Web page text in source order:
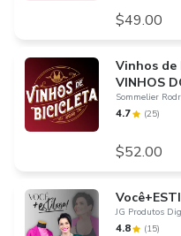
$49.00
Vinhos de
VINHOS
Sommelier
4.7 (25)
$52.00
JG Produtos
4.8 (15)